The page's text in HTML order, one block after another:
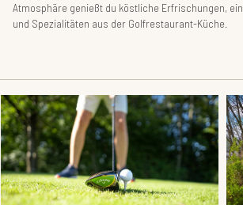
Atmosphäre genießt du köstliche Erfrischungen,
und Spezialitäten aus der Golfrestaurant-Küche.